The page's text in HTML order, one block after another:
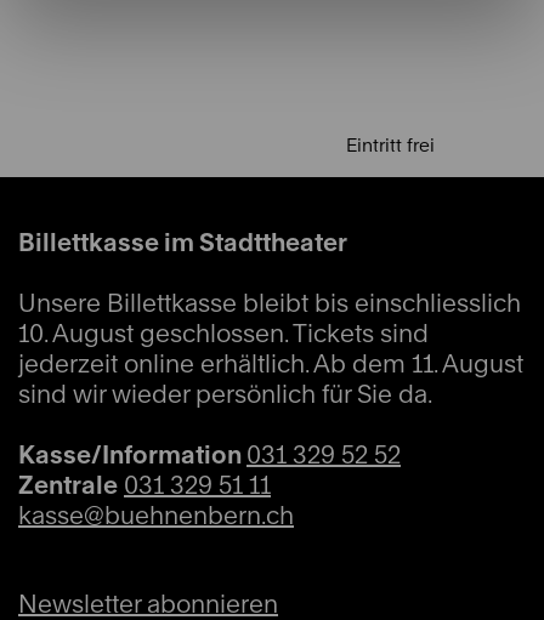
Eintritt frei
Billettkasse im Stadttheater
Unsere Billettkasse bleibt bis einschliesslich
10. August geschlossen. Tickets sind
jederzeit online erhältlich. Ab dem 11. August
sind wir wieder persönlich für Sie da.
Kasse/Information 031 329 52 52
Zentrale 031 329 51 11
kasse@buehnenbern.ch
Newsletter abonnieren